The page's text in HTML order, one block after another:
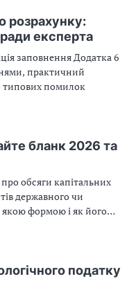
розрахунку:
експерта
заповнення Додатка 6
практичний
типових помилок
бланк 2026 та
про обсяги капітальних
державного чи
якою формою і як його
податку